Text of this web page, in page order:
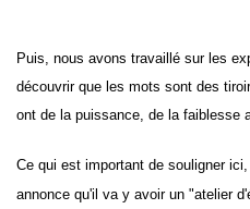
Puis, nous avons travaillé sur les
découvrir que les mots sont des
ont de la puissance, de la faiblesse
Ce qui est important de souligner
annonce qu'il va y avoir un "atelier